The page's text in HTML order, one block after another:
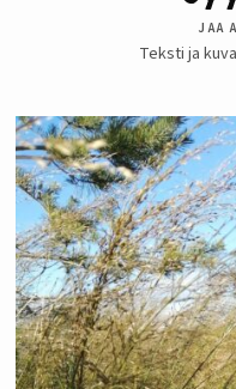
JAA
Teksti ja